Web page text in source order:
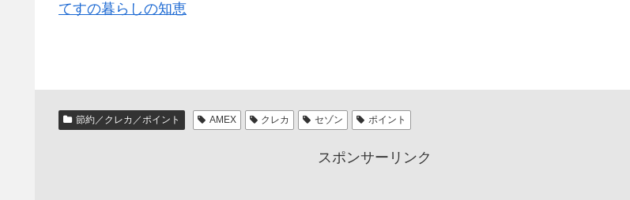
てすの暮らしの知恵
節約／クレカ／ポイント AMEX クレカ セゾン ポイント
スポンサーリンク